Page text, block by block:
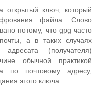
открытый ключ, который
файла. Слово
потому, что gpg часто
а в таких случаях
(получателя)
обычной практикой
по почтовому адресу,
этого ключа.